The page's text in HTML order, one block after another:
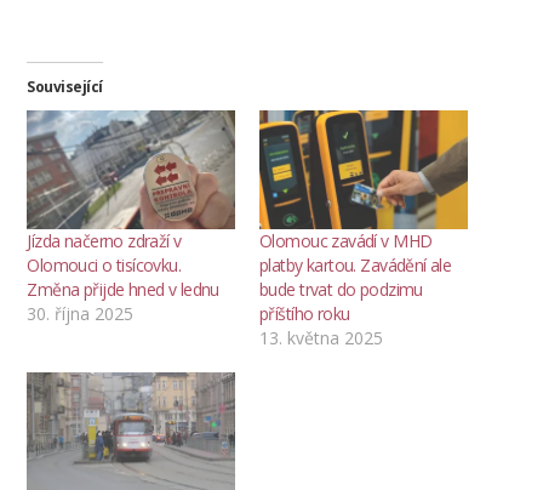
Související
Jízda načerno zdraží v
Olomouci o tisícovku.
Změna přijde hned v lednu
30. října 2025
Olomouc zavádí v MHD
platby kartou. Zavádění ale
bude trvat do podzimu
příštího roku
13. května 2025